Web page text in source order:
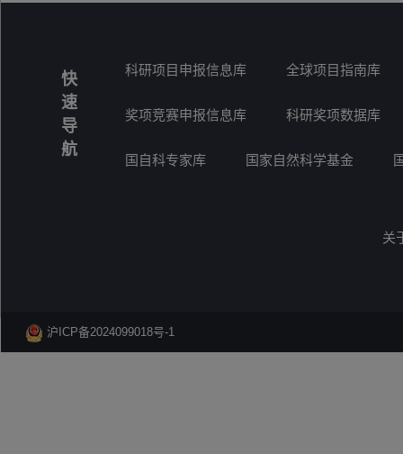
快
速
导
航
科研项目申报信息库 全球项目指南库
奖项竞赛申报信息库 科研奖项数据库
国自科专家库 国家自然科学基金
关
沪ICP备2024099018号-1